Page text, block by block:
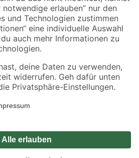
MwSt.. Die dargestellten Angebote sind unter
Die angegebenen Verfügbarkeiten beziehen
gilt nicht für Artikel mit Speditionsversand, hier
Impressum
Vertrag widerrufen